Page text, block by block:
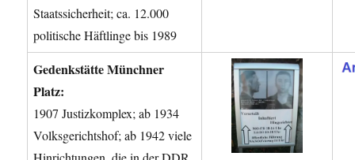
Staatssicherheit; ca. 12.000
politische Häftlinge bis 1989
Gedenkstätte Münchner
Platz:
1907 Justizkomplex; ab 1934
Volksgerichtshof; ab 1942 viele